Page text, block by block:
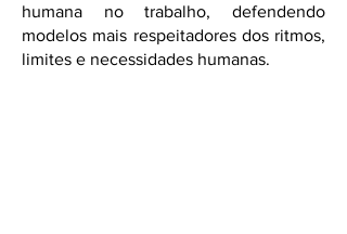
humana no trabalho, defendendo
modelos mais respeitadores dos ritmos,
limites e necessidades humanas.